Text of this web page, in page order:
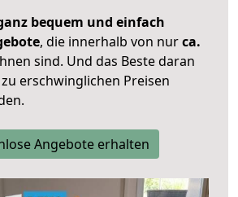
bequem und einfach
, die innerhalb von nurca.
sind. Und das Beste daran
erschwinglichen Preisen
Angebote erhalten